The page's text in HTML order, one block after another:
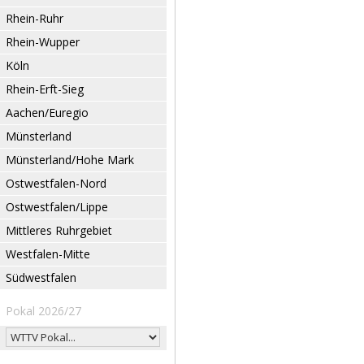
Rhein-Ruhr
Rhein-Wupper
Köln
Rhein-Erft-Sieg
Aachen/Euregio
Münsterland
Münsterland/Hohe Mark
Ostwestfalen-Nord
Ostwestfalen/Lippe
Mittleres Ruhrgebiet
Westfalen-Mitte
Südwestfalen
Pokal 2026/27